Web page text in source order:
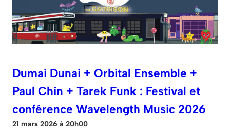
Dumai Dunai + Orbital Ensemble +
Paul Chin + Tarek Funk : Festival et
conférence Wavelength Music 2026
21 mars 2026 à 20h00